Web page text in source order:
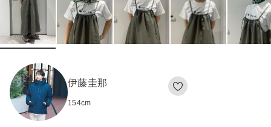
伊藤圭那
154cm